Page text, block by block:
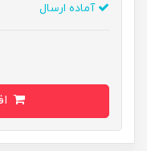
آماده ارسال